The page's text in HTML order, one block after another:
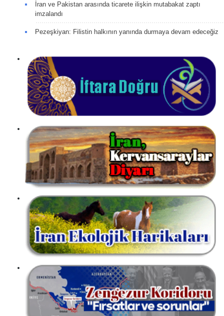
İran ve Pakistan arasında ticarete ilişkin mutabakat zaptı
imzalandı
Pezeşkiyan: Filistin halkının yanında durmaya devam edeceğiz